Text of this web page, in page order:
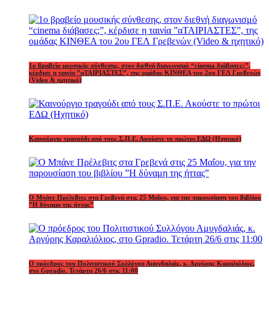
1o βραβείο μουσικής σύνθεσης, στον διεθνή διαγωνισμό “cinema διάβασες;”,
κέρδισε η ταινία ”αΤΑΙΡΙΑΣΤΕΣ”, της ομάδας ΚΙΝΘΕΑ του 2ου ΓΕΛ Γρεβενών
(Video & ηχητικό)
Καινούργιο τραγούδι από τους Σ.Π.Ε. Ακούστε το πρώτοι ΕΔΩ (Ηχητικό)
Ο Μπάνε Πρέλεβιτς στα Γρεβενά στις 25 Μαΐου, για την παρουσίαση του βιβλίου
”Η δύναμη της ήττας”
Ο πρόεδρος του Πολιτιστικού Συλλόγου Αμυγδαλιάς, κ. Αργύρης Καραλιόλιος,
στο Gpradio. Τετάρτη 26/6 στις 11:00